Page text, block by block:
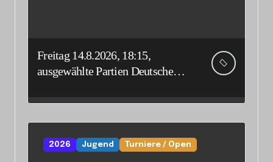
Freitag 14.8.2026, 18:15,
ausgewählte Partien Deutsche
2026 Jugend Turniere / Open